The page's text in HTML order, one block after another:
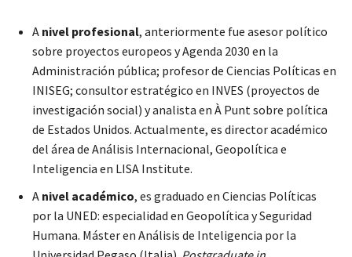
A nivel profesional, anteriormente fue asesor político
sobre proyectos europeos y Agenda 2030 en la
Administración pública; profesor de Ciencias Políticas en
INISEG; consultor estratégico en INVES (proyectos de
investigación social) y analista en À Puntsobre política
de Estados Unidos. Actualmente, es director académico
del área de Análisis Internacional, Geopolítica e
Inteligencia en LISA Institute.
A nivel académico, es graduado en Ciencias Políticas
por la UNED: especialidad en Geopolítica y Seguridad
Humana. Máster en Análisis de Inteligencia por la